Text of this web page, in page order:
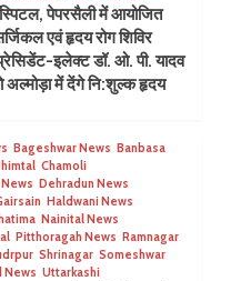
पेपरसैली में आयोजित
एवं हृदय रोग शिविर
इलेक्ट डॉ. ओ. पी. यादव
में देंगे नि:शुल्क हृदय
Bageshwar News Banbasa
Chamoli
Dehradun News
Haldwani News
Nainital News
Pitthoragah News Ramnagar
Shrinagar Someshwar
News Uttarkashi